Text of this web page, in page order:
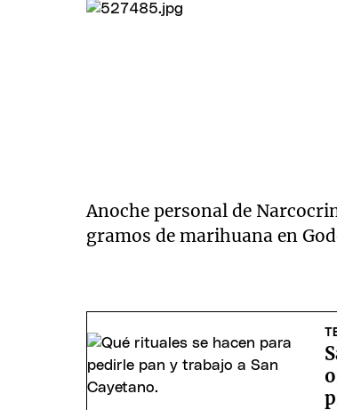
Anoche personal de
gramos de marihuana en